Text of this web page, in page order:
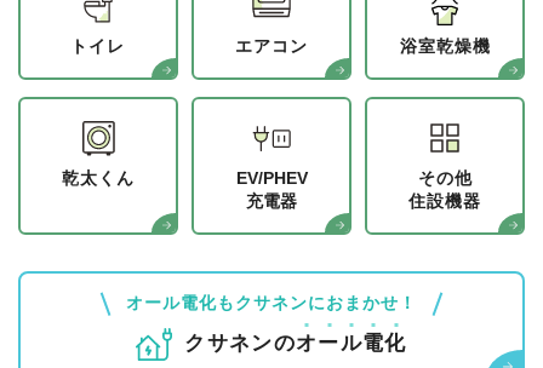
トイレ エアコン 浴室乾燥機
乾太くん
EV/PHEV
充電器
その他
住設機器
オール電化もクサネンにおまかせ！
クサネンのオール電化